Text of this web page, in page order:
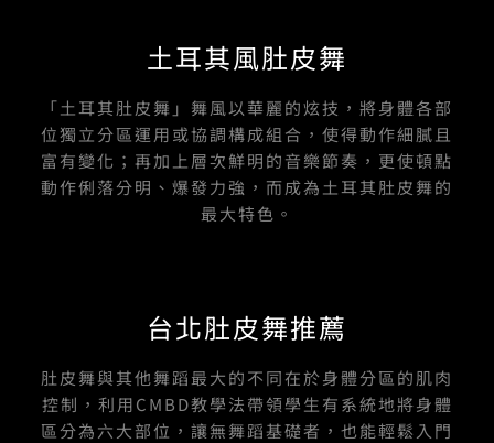
o
o
f
b
e
g
r
土耳其風肚皮舞
「土耳其肚皮舞」舞風以華麗的炫技，將身體各部
位獨立分區運用或協調構成組合，使得動作細膩且
富有變化；再加上層次鮮明的音樂節奏，更使頓點
動作俐落分明、爆發力強，而成為土耳其肚皮舞的
最大特色。
台北肚皮舞推薦
肚皮舞與其他舞蹈最大的不同在於身體分區的肌肉
控制，利用CMBD教學法帶領學生有系統地將身體
區分為六大部位，讓無舞蹈基礎者，也能輕鬆入門